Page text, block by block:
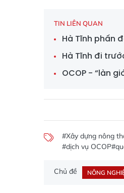
TIN LIÊN QUAN
Hà Tĩnh phấn
Hà Tĩnh đi
OCOP - “làn
#Xây dựng nông
#dịch vụ OCOP
Chủ đề NÔNG